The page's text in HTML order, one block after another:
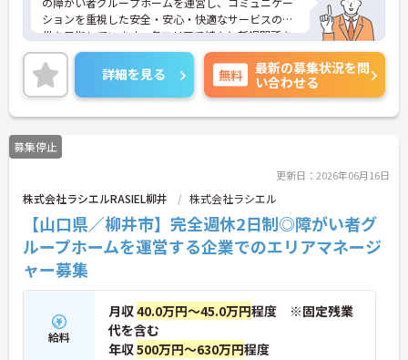
ションを重視した安全・安心・快適なサービスの提
供を目指しています。各エリアで続々と新規開所を
している成長企業で働きませんか？ご興味のある方
には、面接対策ポイントなど、さらに詳細をお話し
いたしますのでお気軽にご相談ください！
詳細を見る 無料
最新の募集状況を問
い合わせる
募集停止
更新日：2026年06月16日
株式会社ラシエルRASIEL柳井 株式会社ラシエル
【山口県／柳井市】完全週休2日制◎障がい者グ
ループホームを運営する企業でのエリアマネージ
ャー募集
給料
月収40.0万円～45.0万円程度 ※固定残業
代を含む
年収500万円～630万円程度